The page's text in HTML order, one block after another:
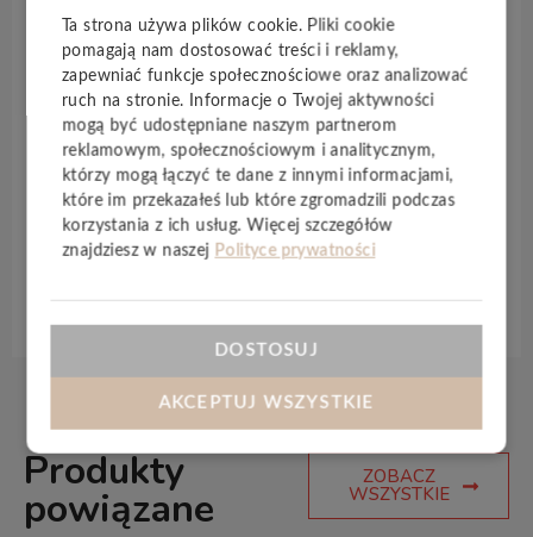
Specyfikacja techniczna
wykonanie. Wytrzymałość na wodę przez
godzin, wysoka klasaAC5/33, hydrofobowa
powłoka i precyzyjnaV-fugaczynią te panele
idealnym wyborem do kuchni, salonu z aneksem
czy biura. Optymalna grubość 8 mmumożliwia
efektywne wykorzystanie przy ogrzewaniu
podłogowym.
Produkty
powiązane
ZOBACZ
WSZYSTKIE
Ta strona używa plików cookie. Pliki cookie
pomagają nam dostosować treści i reklamy,
zapewniać funkcje społecznościowe oraz analizować
ruch na stronie. Informacje o Twojej aktywności
mogą być udostępniane naszym partnerom
reklamowym, społecznościowym i analitycznym,
którzy mogą łączyć te dane z innymi informacjami,
które im przekazałeś lub które zgromadzili podczas
korzystania z ich usług. Więcej szczegółów
znajdziesz w naszej Polityce prywatności
DOSTOSUJ
AKCEPTUJ WSZYSTKIE